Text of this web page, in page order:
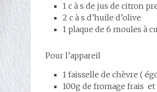
1 c à s de jus de citron
2 c à s d’huile d’olive
1 plaque de 6 moules à
Pour l’appareil
1 faisselle de chèvre (
100g de fromage frais